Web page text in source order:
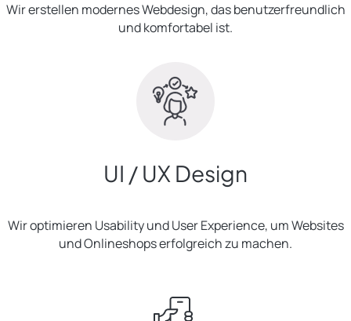
Wir erstellen modernes Webdesign, das benutzerfreundlich
und komfortabel ist.
UI / UX Design
Wir optimieren Usability und User Experience, um Websites
und Onlineshops erfolgreich zu machen.